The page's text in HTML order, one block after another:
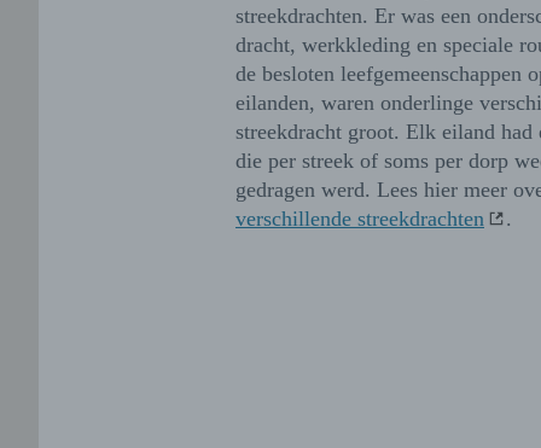
streekdrachten. Er was een
dracht, werkkleding en speciale
de besloten leefgemeenschappen
eilanden, waren onderlinge
streekdracht groot. Elk eiland had
die per streek of soms per dorp
gedragen werd. Lees hier meer
verschillende streekdrachten
.